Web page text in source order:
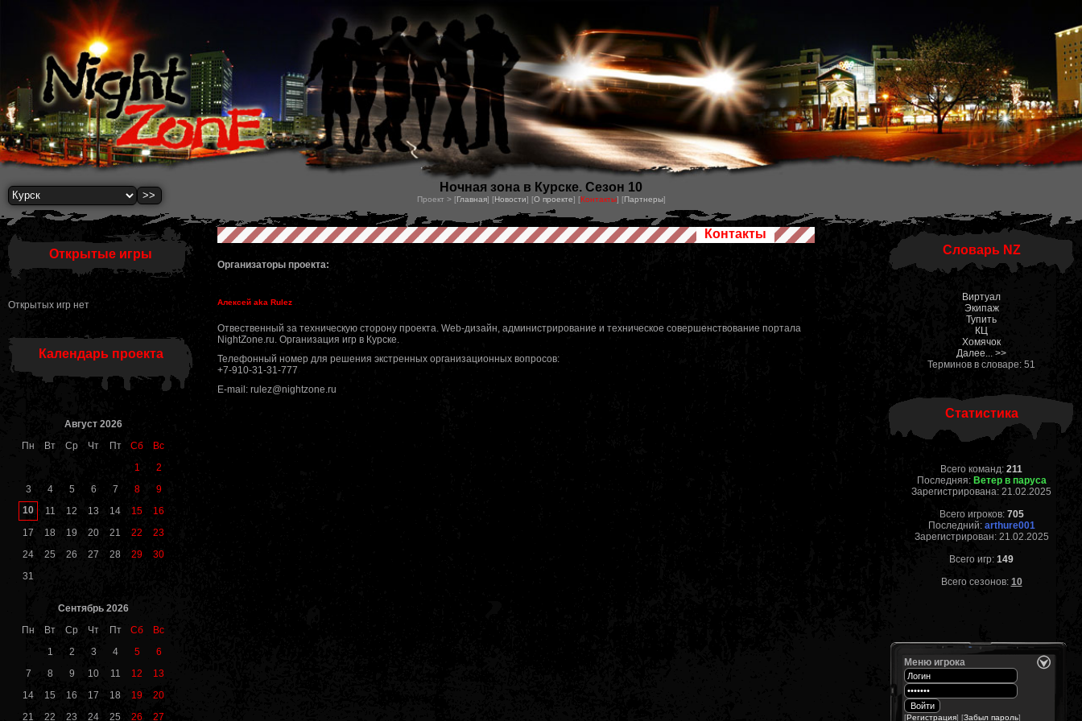
Ночная зона в Курске. Сезон 10
Проект > [Главная] [Новости] [О проекте] [Контакты] [Партнеры]
Открытые игры
Открытых игр нет
Календарь проекта
Август 2026
Пн
Вт Ср Чт Пт Сб
Вс
1
2
3
4 5 6 7 8
9
10
11 12 13 14 15
16
17
18 19 20 21 22
23
24
25 26 27 28 29
30
31
Сентябрь 2026
Пн
Вт Ср Чт Пт Сб
Вс
1
2 3 4 5
6
7
8 9 10 11 12
13
14
15 16 17 18 19
20
21
22 23 24 25 26 27
Контакты
Организаторы проекта:
Алексей aka Rulez
Отвественный за техническую сторону проекта. Web-дизайн, администрирование и техническое совершенствование портала
NightZone.ru. Организация игр в Курске.
Телефонный номер для решения экстренных организационных вопросов:
+7-910-31-31-777
E-mail: rulez@nightzone.ru
Словарь NZ
Виртуал
Экипаж
Тупить
КЦ
Хомячок
Далее... >>
Терминов в словаре: 51
Статистика
Всего команд: 211
Последняя: Ветер в паруса
Зарегистрирована: 21.02.2025
Всего игроков: 705
Последний: arthure001
Зарегистрирован: 21.02.2025
Всего игр: 149
Всего сезонов: 10
Меню игрока
[Регистрация] [Забыл пароль]